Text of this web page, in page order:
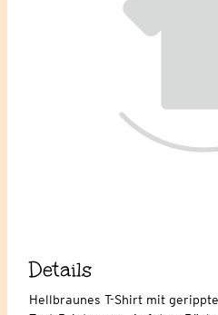
Details
Hellbraunes T-Shirt mit